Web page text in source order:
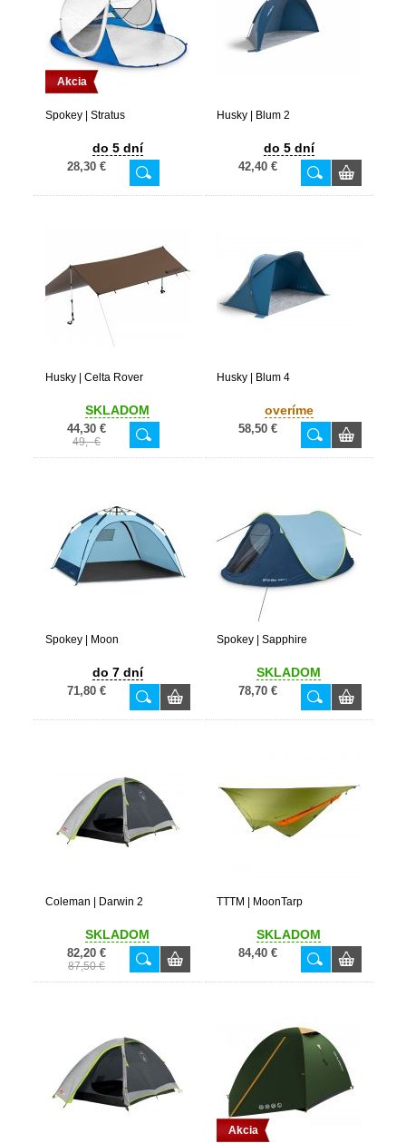
Akcia
Spokey | Stratus
do 5 dní
28,30 €
Husky | Blum 2
do 5 dní
42,40 €
Husky | Celta Rover
SKLADOM
44,30 €
49,- €
Husky | Blum 4
overíme
58,50 €
Spokey | Moon
do 7 dní
71,80 €
Spokey | Sapphire
SKLADOM
78,70 €
Coleman | Darwin 2
SKLADOM
82,20 €
87,50 €
TTTM | MoonTarp
SKLADOM
84,40 €
Akcia